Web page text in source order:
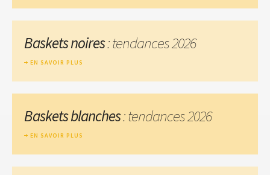
Baskets noires: tendances 2026
EN SAVOIR PLUS
Baskets blanches: tendances 2026
EN SAVOIR PLUS